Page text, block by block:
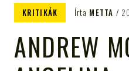
KRITIKÁK Írta METTA
ANDREW